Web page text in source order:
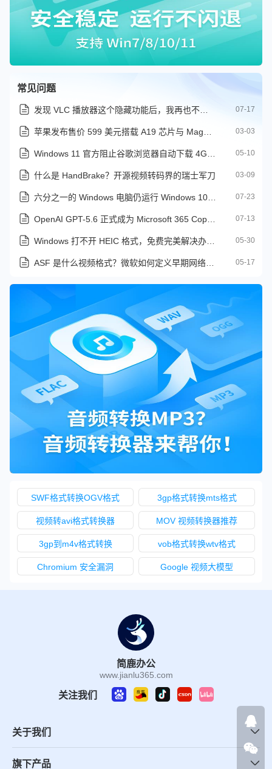
常见问题
07-17
03-03
05-10
什么是 HandBrake？开源视频转码界的瑞士军刀 03-09
07-23
07-13
05-30
05-17
SWF格式转换OGV格式 3gp格式转换mts格式
视频转avi格式转换器 MOV 视频转换器推荐
3gp到m4v格式转换 vob格式转换wtv格式
Chromium 安全漏洞 Google 视频大模型
简鹿办公
www.jianlu365.com
关注我们
关于我们
旗下产品